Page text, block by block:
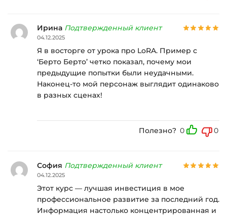
Ирина Подтвержденный клиент
04.12.2025
Я в восторге от урока про LoRA. Пример с
‘Берто Берто’ четко показал, почему мои
предыдущие попытки были неудачными.
Наконец-то мой персонаж выглядит одинаково
в разных сценах!
Полезно? 0 0
София Подтвержденный клиент
04.12.2025
Этот курс — лучшая инвестиция в мое
профессиональное развитие за последний год.
Информация настолько концентрированная и